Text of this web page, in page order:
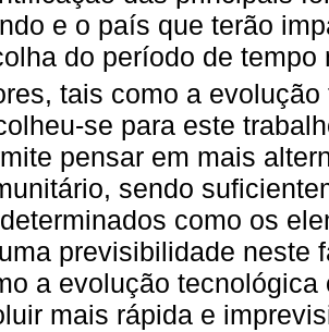
e o país que terão
do período de
tais como a
se para este
pensar em mais
sendo
como os
previsibilidade neste
a evolução
mais rápida e